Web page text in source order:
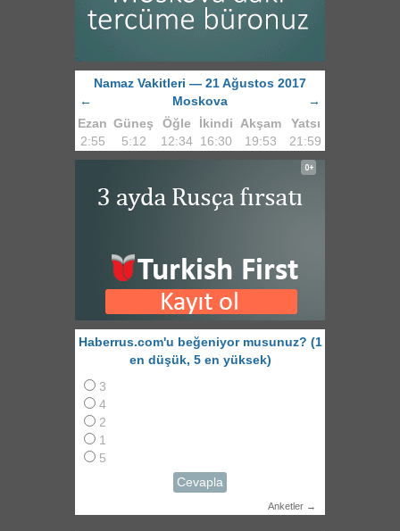
Namaz Vakitleri — 21 Ağustos 2017
←
Moskova
→
Ezan Güneş Öğle İkindi Akşam
Yatsı
2:55
5:12 12:34 16:30 19:53 21:59
Haberrus.com'u beğeniyor musunuz? (1
en düşük, 5 en yüksek)
3
4
2
1
5
Cevapla
Anketler →